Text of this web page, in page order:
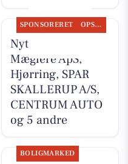
SPONSORERET OPSLAGSTAVLEN
Nyt fra Byens
Mæglere ApS,
Hjørring, SPAR
SKALLERUP A/S,
CENTRUM AUTO
og 5 andre
BOLIGMARKED